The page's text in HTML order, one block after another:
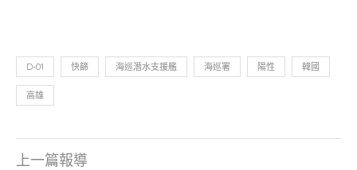
D-01 快篩 海巡潛水支援艦 海巡署 陽性 韓國
高雄
上一篇報導